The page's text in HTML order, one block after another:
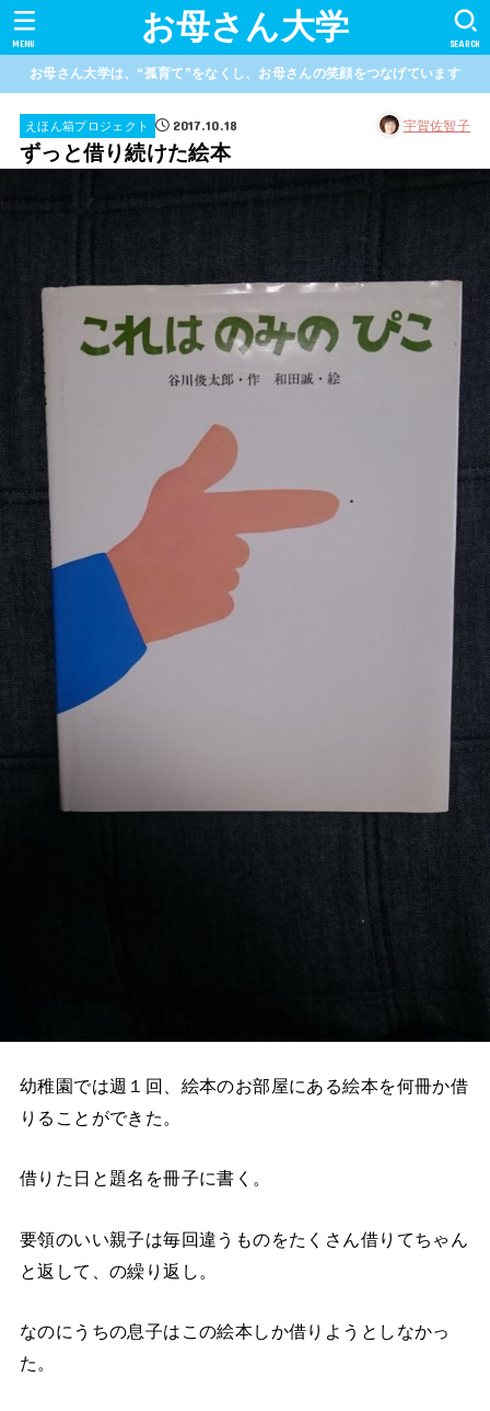
お母さん大学 SEARCH
MENU
お母さん大学は、“孤育て”をなくし、お母さんの笑顔をつなげています
えほん箱プロジェクト 2017.10.18 宇賀佐智子
ずっと借り続けた絵本
幼稚園では週１回、絵本のお部屋にある絵本を何冊か借
りることができた。
借りた日と題名を冊子に書く。
要領のいい親子は毎回違うものをたくさん借りてちゃん
と返して、の繰り返し。
なのにうちの息子はこの絵本しか借りようとしなかっ
た。